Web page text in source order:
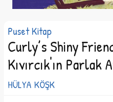
Puset Kitap
Curly’s Shiny
Kıvırcık'ın Parlak
HÜLYA KÖŞK